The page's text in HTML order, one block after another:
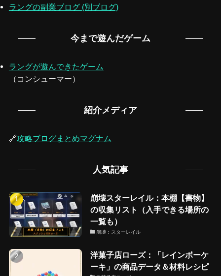
ラングの副業ブログ (別ブログ)
今まで遊んだゲーム
ラングが遊んできたゲーム
（コンシューマー）
紹介メディア
🔗攻略ブログまとめマグナム
人気記事
崩壊スターレイル：本棚【書物】
の収集リスト（入手できる場所の
一覧も）
崩壊：スターレイル
洋菓子店ローズ：「レインボーケ
ーキ」の商品データ＆材料レシピ